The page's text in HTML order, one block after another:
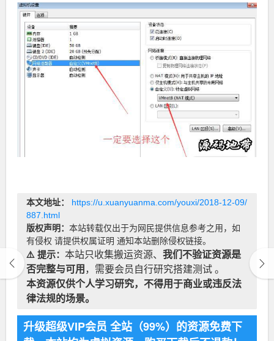
本文地址：
https://u.xuanyuanma.com/youxi/2018-12-09/
887.html
版权声明： 本站转载仅出于为网民提供信息参考之用，如
有侵权 请提供权属证明 通知本站删除侵权链接。
⚠️ 提示： 本站只收集搬运资源、 我们不验证资源是
否完整与可用 ，需要会员自行研究搭建测试 。
本资源仅供个人学习研究，不得用于商业或违反法
律法规的场景。
升级超级VIP会员 全站（99%）的资源免费下